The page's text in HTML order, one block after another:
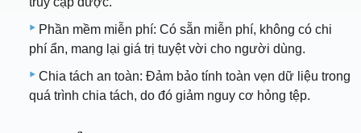
Phần mềm miễn phí: Có sẵn miễn phí, không có chi
phí ẩn, mang lại giá trị tuyệt vời cho người dùng.
Chia tách an toàn: Đảm bảo tính toàn vẹn dữ liệu trong
quá trình chia tách, do đó giảm nguy cơ hỏng tệp.